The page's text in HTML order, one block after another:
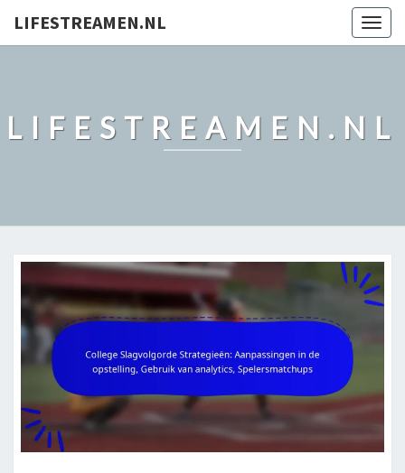
LIFESTREAMEN.NL
LIFESTREAMEN.NL